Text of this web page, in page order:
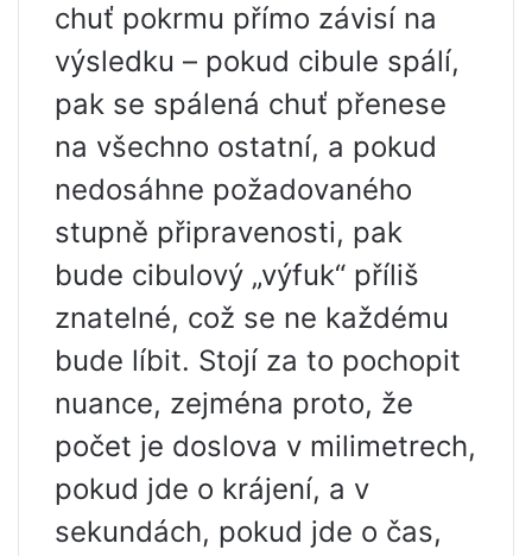
chuť pokrmu přímo závisí na
výsledku – pokud cibule spálí,
pak se spálená chuť přenese
na všechno ostatní, a pokud
nedosáhne požadovaného
stupně připravenosti, pak
bude cibulový „výfuk“ příliš
znatelné, což se ne každému
bude líbit. Stojí za to pochopit
nuance, zejména proto, že
počet je doslova v milimetrech,
pokud jde o krájení, a v
sekundách, pokud jde o čas,